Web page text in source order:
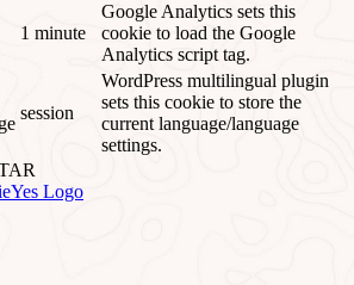
1 minute
Google Analytics sets this
cookie to load the Google
Analytics script tag.
session
WordPress multilingual plugin
sets this cookie to store the
current language/language
settings.